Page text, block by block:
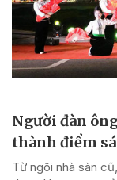
Người đàn
thành điểm
Từ ngôi nhà sàn